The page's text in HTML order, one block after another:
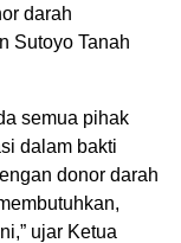
darah
Sutoyo Tanah
semua pihak
dalam bakti
donor darah
ujar Ketua